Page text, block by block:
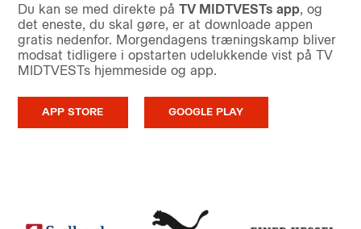
Du kan se med direkte på TV MIDTVESTs app, og
det eneste, du skal gøre, er at downloade appen
gratis nedenfor. Morgendagens træningskamp bliver
modsat tidligere i opstarten udelukkende vist på TV
MIDTVESTs hjemmeside og app.
APP STORE GOOGLE PLAY